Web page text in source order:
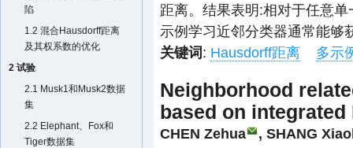
陷
1.2 混合Hausdorff距离
及其权系数的优化
2 试验
2.1 Musk1和Musk2数据
集
2.2 Elephant、Fox和
Tiger数据集
距离。结果表明:相对于任意
示例学习近邻分类器通常能够
关键词: Hausdorff距离 多示
Neighborhood
based on
CHEN Zehua , SHANG